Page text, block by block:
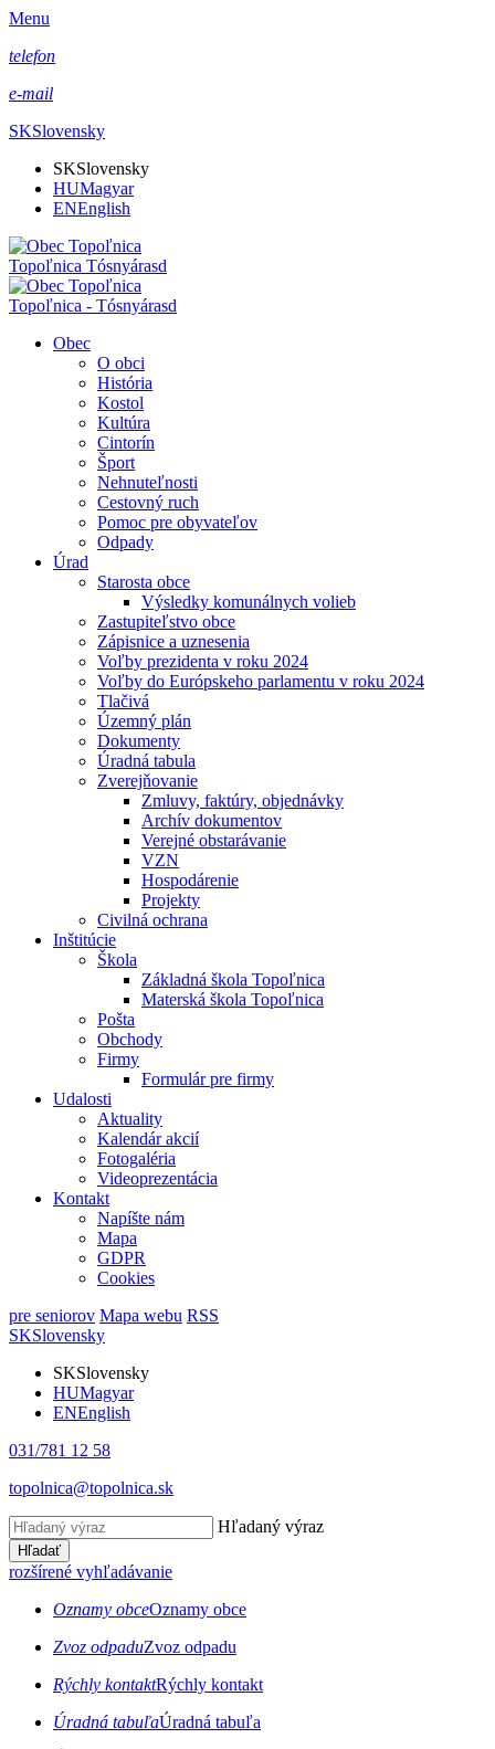
Menu
telefon
e-mail
SKSlovensky
SKSlovensky
HUMagyar
ENEnglish
Topoľnica Tósnyárasd
Topoľnica - Tósnyárasd
Obec
O obci
História
Kostol
Kultúra
Cintorín
Šport
Nehnuteľnosti
Cestovný ruch
Pomoc pre obyvateľov
Odpady
Úrad
Starosta obce
Výsledky komunálnych volieb
Zastupiteľstvo obce
Zápisnice a uznesenia
Voľby prezidenta v roku 2024
Voľby do Európskeho parlamentu v roku 2024
Tlačivá
Územný plán
Dokumenty
Úradná tabula
Zverejňovanie
Zmluvy, faktúry, objednávky
Archív dokumentov
Verejné obstarávanie
VZN
Hospodárenie
Projekty
Civilná ochrana
Inštitúcie
Škola
Základná škola Topoľnica
Materská škola Topoľnica
Pošta
Obchody
Firmy
Formulár pre firmy
Udalosti
Aktuality
Kalendár akcií
Fotogaléria
Videoprezentácia
Kontakt
Napíšte nám
Mapa
GDPR
Cookies
pre seniorov Mapa webu RSS
SKSlovensky
SKSlovensky
HUMagyar
ENEnglish
031/781 12 58
topolnica@topolnica.sk
Hľadaný výraz
Hľadať
rozšírené vyhľadávanie
Oznamy obceOznamy obce
Zvoz odpaduZvoz odpadu
Rýchly kontaktRýchly kontakt
Úradná tabuľaÚradná tabuľa